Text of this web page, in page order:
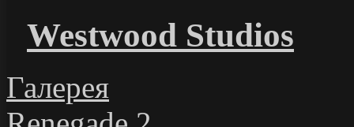
Westwood Studios
Галерея